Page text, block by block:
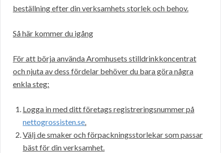
beställning efter din verksamhets storlek och behov.
Så här kommer du igång
För att börja använda Aromhusets stilldrinkkoncentrat
och njuta av dess fördelar behöver du bara göra några
enkla steg:
Logga in med ditt företags registreringsnummer på
nettogrossisten.se.
Välj de smaker och förpackningsstorlekar som passar
bäst för din verksamhet.